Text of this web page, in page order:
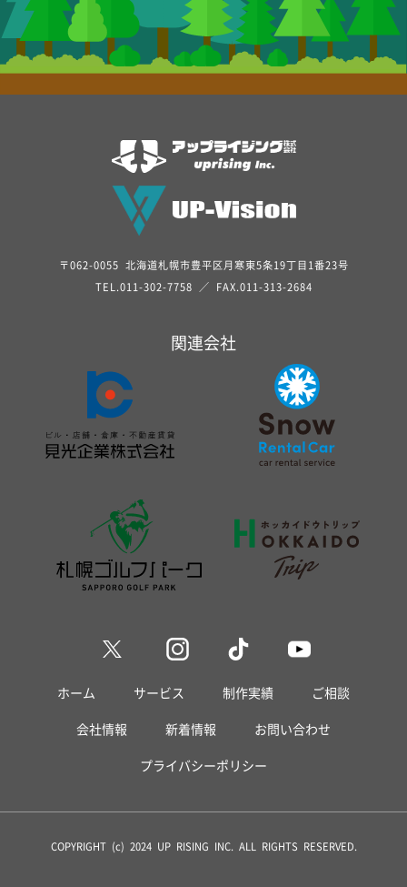
〒062-0055 北海道札幌市豊平区月寒東5条19丁目1番23号
TEL. 011-302-7758 ／ FAX.011-313-2684
関連会社
ホーム サービス 制作実績 ご相談
会社情報 新着情報 お問い合わせ
プライバシーポリシー
COPYRIGHT (c) 2024 UP RISING INC. ALL RIGHTS RESERVED.